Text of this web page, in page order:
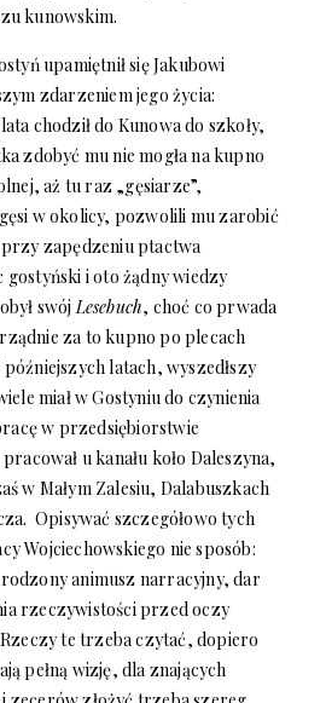
kunowskim.
upamiętnił się Jakubowi
zdarzeniem jego życia:
chodził do Kunowa do szkoły,
zdobyć mu nie mogła na kupno
aż tu raz „gęsiarze”,
w okolicy, pozwolili mu zarobić
zapędzeniu ptactwa
gostyński i oto żądny wiedzy
swój Lesebuch, choć co prwada
za to kupno po plecach
późniejszych latach, wyszedłszy
miał w Gostyniu do czynienia
w przedsiębiorstwie
u kanału koło Daleszyna,
w Małym Zalesiu, Dalabuszkach
Opisywać szczegółowo tych
Wojciechowskiego nie sposób:
animusz narracyjny, dar
rzeczywistości przed oczy
te trzeba czytać, dopiero
pełną wizję, dla znających